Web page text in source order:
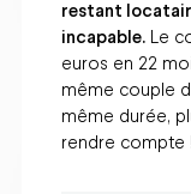
restant
incapable.Le
euros en 22
même couple
même durée,
rendre compte